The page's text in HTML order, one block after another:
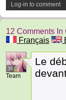
Log-in to comment
12 Comments In
Français
36
Team
Le